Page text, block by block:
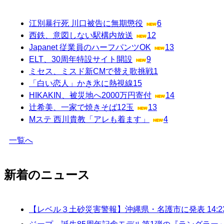
江別暴行死 川口被告に無期懲役
6
西鉄、意図しない駅構内放送
12
Japanet 従業員のハーフパンツOK
13
ELT、30周年特設サイト開設
9
ミセス、ミスド新CMで替え歌挑戦1
「白い恋人」かき氷に熱視線15
HIKAKIN、被災地へ2000万円寄付
14
辻希美、一家で焼きそば12玉
13
Mステ 西川貴教「アレも着ます」
4
一覧へ
新着のニュース
【レベル３土砂災害警報】沖縄県・名護市に発表